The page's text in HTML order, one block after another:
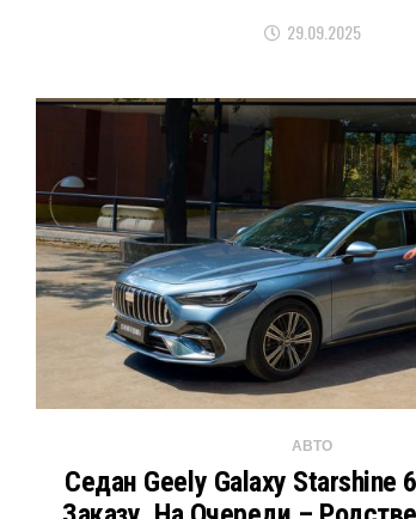
29.09.2025
АВТО
Седан Geely Galaxy Starshine